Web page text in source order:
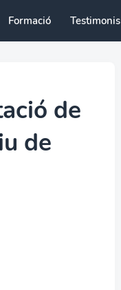
Formació Testimonis
de
de